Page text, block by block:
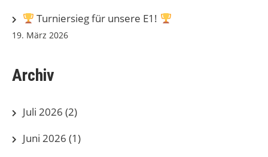
Turniersieg für unsere E1!
19. März 2026
Archiv
Juli 2026 (2)
Juni 2026 (1)